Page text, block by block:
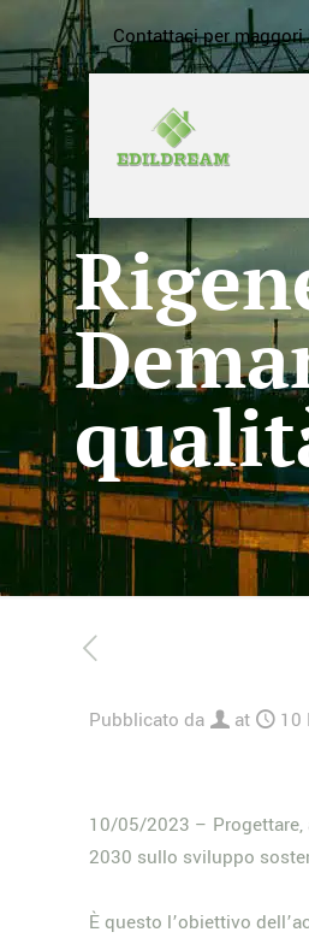
Contattaci per
Pubblicato da at 10
10/05/2023 –
2030 sullo sviluppo
È questo l’obiettivo